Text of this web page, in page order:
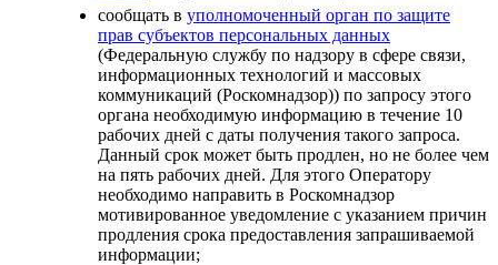
сообщать в уполномоченный орган по защите
прав субъектов персональных данных
(Федеральную службу по надзору в сфере связи,
информационных технологий и массовых
коммуникаций (Роскомнадзор)) по запросу этого
органа необходимую информацию в течение 10
рабочих дней с даты получения такого запроса.
Данный срок может быть продлен, но не более чем
на пять рабочих дней. Для этого Оператору
необходимо направить в Роскомнадзор
мотивированное уведомление с указанием причин
продления срока предоставления запрашиваемой
информации;